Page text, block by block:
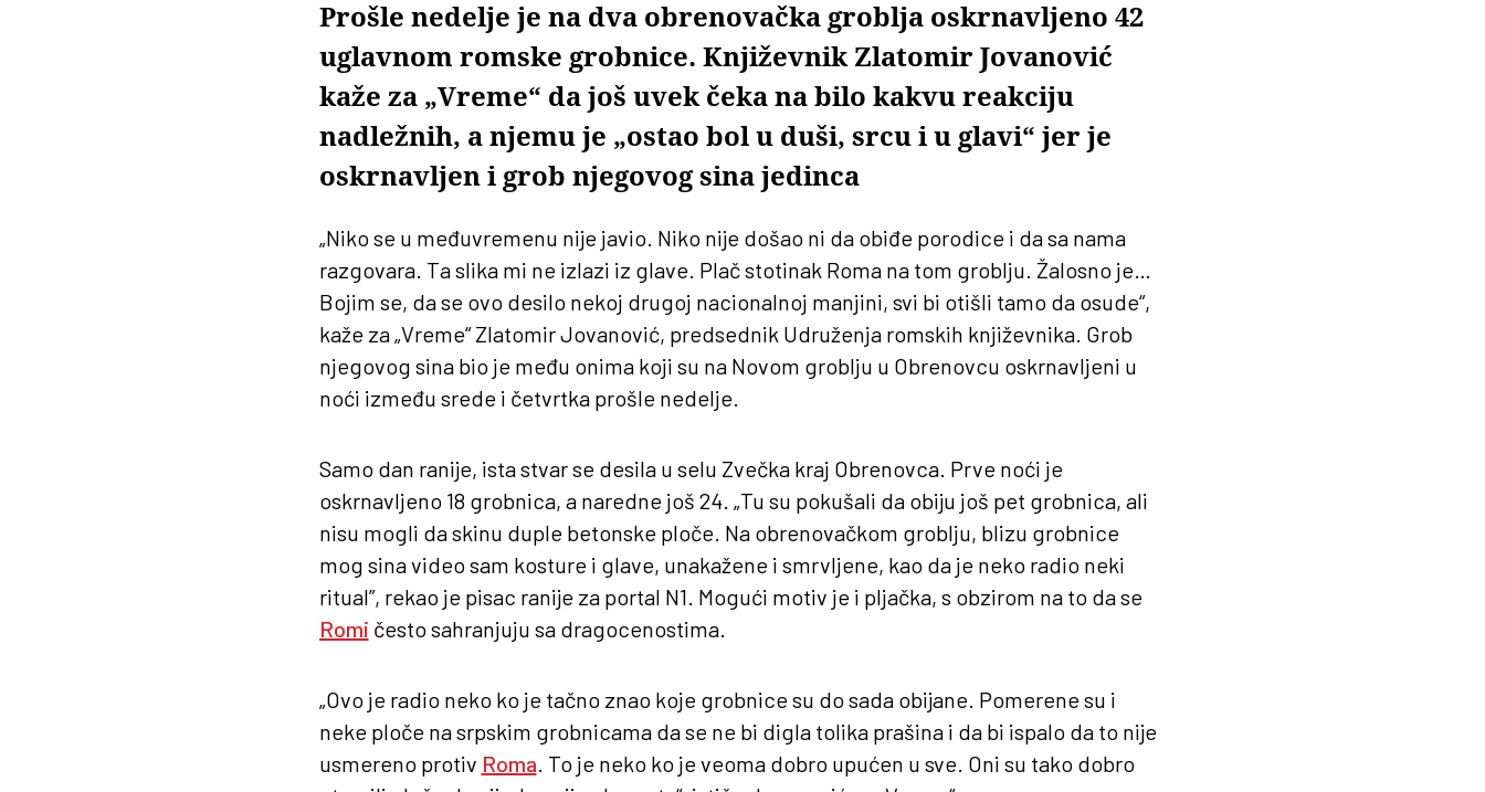
Prošle nedelje je na dva obrenovačka groblja oskrnavljeno 42
uglavnom romske grobnice. Književnik Zlatomir Jovanović
kaže za „Vreme“ da još uvek čeka na bilo kakvu reakciju
nadležnih, a njemu je „ostao bol u duši, srcu i u glavi“ jer je
oskrnavljen i grob njegovog sina jedinca
„Niko se u međuvremenu nije javio. Niko nije došao ni da obiđe porodice i da sa nama
razgovara. Ta slika mi ne izlazi iz glave. Plač stotinak Roma na tom groblju. Žalosno je…
Bojim se, da se ovo desilo nekoj drugoj nacionalnoj manjini, svi bi otišli tamo da osude“,
kaže za „Vreme“ Zlatomir Jovanović, predsednik Udruženja romskih književnika. Grob
njegovog sina bio je među onima koji su na Novom groblju u Obrenovcu oskrnavljeni u
noći između srede i četvrtka prošle nedelje.
Samo dan ranije, ista stvar se desila u selu Zvečka kraj Obrenovca. Prve noći je
oskrnavljeno 18 grobnica, a naredne još 24. „Tu su pokušali da obiju još pet grobnica, ali
nisu mogli da skinu duple betonske ploče. Na obrenovačkom groblju, blizu grobnice
mog sina video sam kosture i glave, unakažene i smrvljene, kao da je neko radio neki
ritual”, rekao je pisac ranije za portal N1. Mogući motiv je i pljačka, s obzirom na to da se
Romi često sahranjuju sa dragocenostima.
„Ovo je radio neko ko je tačno znao koje grobnice su do sada obijane. Pomerene su i
neke ploče na srpskim grobnicama da se ne bi digla tolika prašina i da bi ispalo da to nije
usmereno protiv Roma. To je neko ko je veoma dobro upućen u sve. Oni su tako dobro